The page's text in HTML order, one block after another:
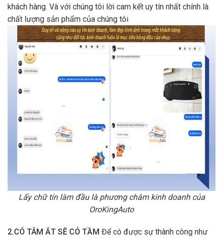
khách hàng. Và với chúng tôi lời cam kết uy tín nhất chính là
chất lượng sản phẩm của chúng tôi
Lấy chữ tín làm đầu là phương châm kinh doanh của
OroKingAuto
2.CÓ TÂM ẮT SẼ CÓ TẦM Để có được sự thành công như